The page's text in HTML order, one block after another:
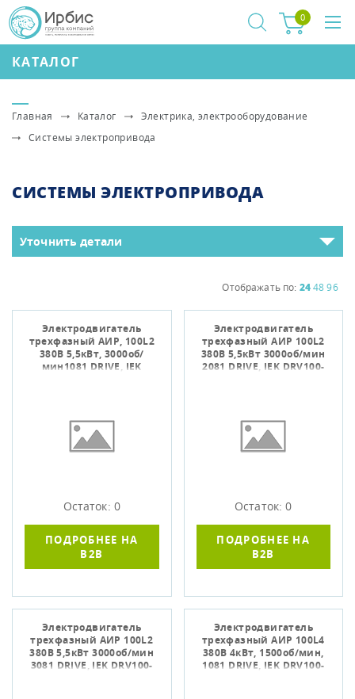
КАТАЛОГ
0
Главная Каталог
Электрика, электрооборудование
Системы электропривода
Уточнить детали
СИСТЕМЫ ЭЛЕКТРОПРИВОДА
Отображать по: 2448 96
Электродвигатель
трехфазный АИР, 100L2
380В 5,5кВт, 3000об/
мин1081 DRIVE, IEK
Остаток: 0
ПОДРОБНЕЕ НА
B2B
Электродвигатель
трехфазный АИР 100L2
380В 5,5кВт 3000об/мин
2081 DRIVE, IEK DRV100-
Остаток: 0
ПОДРОБНЕЕ НА
B2B
Электродвигатель
трехфазный АИР 100L2
380В 5,5кВт 3000об/мин
3081 DRIVE, IEK DRV100-
Электродвигатель
трехфазный АИР 100L4
380В 4кВт, 1500об/мин,
1081 DRIVE, IEK DRV100-